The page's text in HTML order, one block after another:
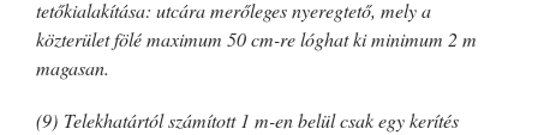
tetőkialakítása: utcára merőleges nyeregtető, mely a
közterület fölé maximum 50 cm-re lóghat ki minimum 2 m
magasan.
(9) Telekhatártól számított 1 m-en belül csak egy kerítés